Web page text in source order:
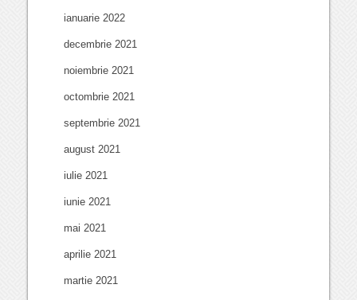
ianuarie 2022
decembrie 2021
noiembrie 2021
octombrie 2021
septembrie 2021
august 2021
iulie 2021
iunie 2021
mai 2021
aprilie 2021
martie 2021